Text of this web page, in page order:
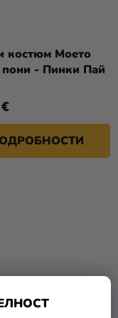
костюм Моето
- Пинки Пай